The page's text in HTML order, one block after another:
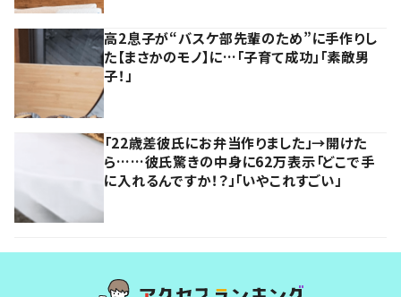
高2息子が“バスケ部先輩のため”に手作りし
た【まさかのモノ】に…「子育て成功」「素敵男
子！」
「22歳差彼氏にお弁当作りました」→開けた
ら……彼氏驚きの中身に62万表示「どこで手
に入れるんですか！？」「いやこれすごい」